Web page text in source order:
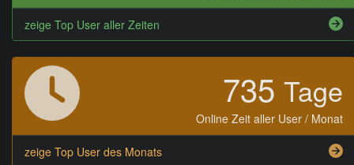
zeige Top User aller Zeiten
735 Tage
Online Zeit aller User / Monat
zeige Top User des Monats